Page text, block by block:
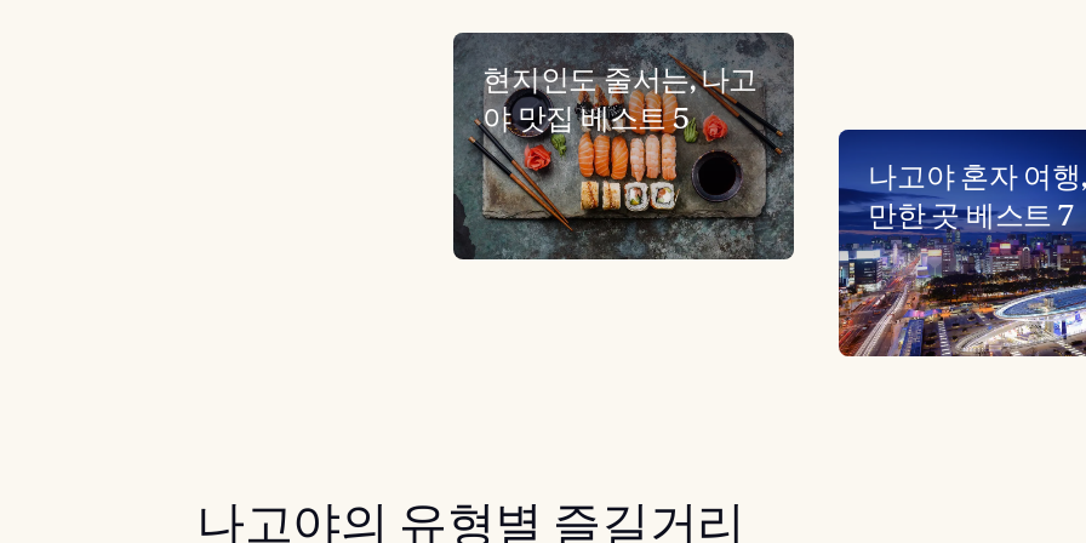
현지인도 줄서는, 나고
야 맛집 베스트 5
나고야 혼자 여
만한 곳 베스트 7
나고야의 유형별 즐길거리